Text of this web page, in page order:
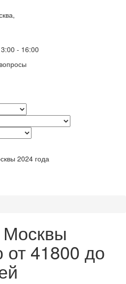
- 16:00
2024 года
от 41800 до